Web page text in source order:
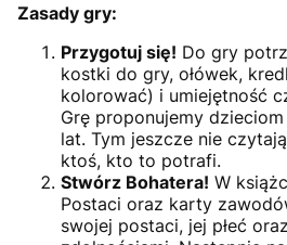
Zasady gry:
Przygotuj się! Do gry
kostki do gry, ołówek,
kolorować) i umiejętność
Grę proponujemy
lat. Tym jeszcze nie
ktoś, kto to potrafi.
Stwórz Bohatera! W
Postaci oraz karty
swojej postaci, jej płeć